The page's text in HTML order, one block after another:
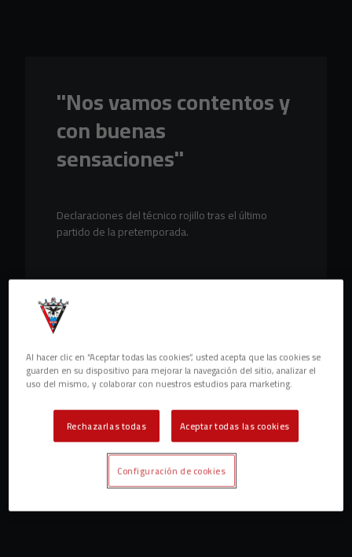
"Nos vamos contentos y
con buenas
sensaciones"
Declaraciones del técnico rojillo tras el último
partido de la pretemporada.
Al hacer clic en “Aceptar todas las cookies”, usted acepta que las cookies se
guarden en su dispositivo para mejorar la navegación del sitio, analizar el
uso del mismo, y colaborar con nuestros estudios para marketing.
Rechazarlas todas Aceptar todas las cookies
Configuración de cookies